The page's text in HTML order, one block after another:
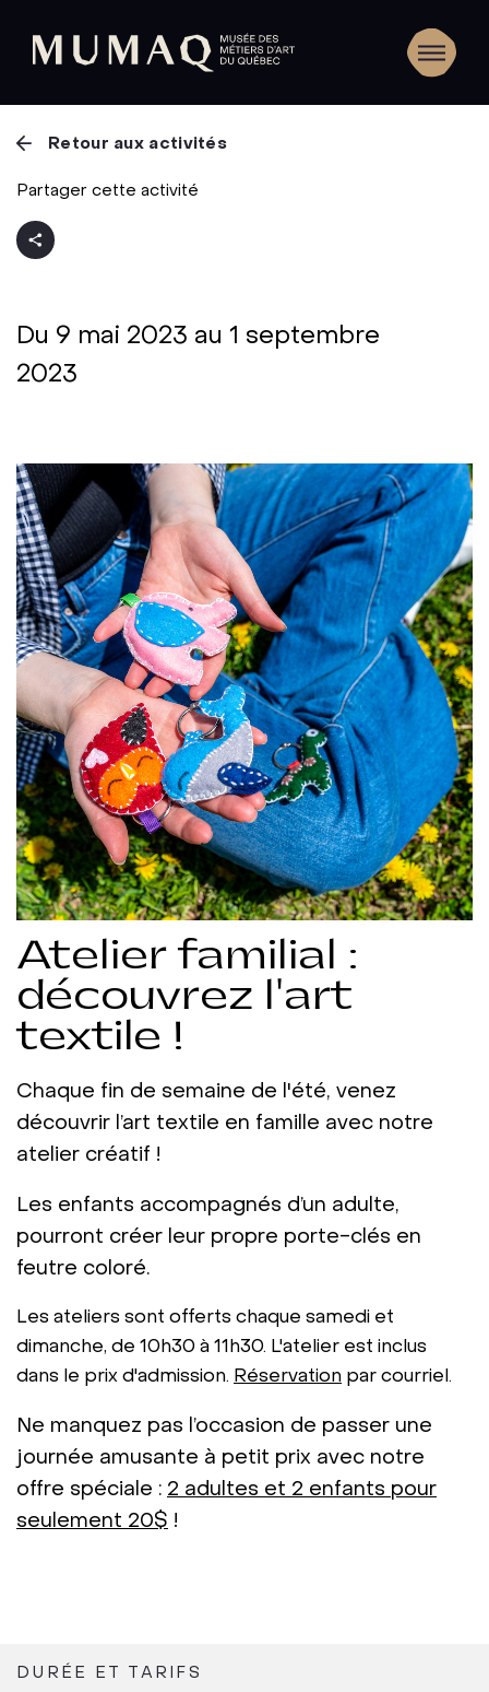
Retour aux activités
Partager cette activité
Du 9 mai 2023 au 1 septembre
2023
Atelier familial :
découvrez l'art
textile !
Chaque fin de semaine de l'été, venez
découvrir l’art textile en famille avec notre
atelier créatif !
Les enfants accompagnés d’un adulte,
pourront créer leur propre porte-clés en
feutre coloré.
Les ateliers sont offerts chaque samedi et
dimanche, de 10h30 à 11h30. L'atelier est inclus
dans le prix d'admission. Réservation par courriel.
Ne manquez pas l’occasion de passer une
journée amusante à petit prix avec notre
offre spéciale : 2 adultes et 2 enfants pour
seulement 20$ !
DURÉE ET TARIFS